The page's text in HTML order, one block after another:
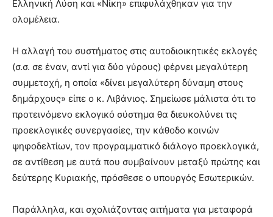
Ελληνική Λύση και «Νίκη» επιφυλάχθηκαν για την
ολομέλεια.
Η αλλαγή του συστήματος στις αυτοδιοικητικές εκλογές
(σ.σ. σε έναν, αντί για δύο γύρους) φέρνει μεγαλύτερη
συμμετοχή, η οποία «δίνει μεγαλύτερη δύναμη στους
δημάρχους» είπε ο κ. Λιβάνιος. Σημείωσε μάλιστα ότι το
προτεινόμενο εκλογικό σύστημα θα διευκολύνει τις
προεκλογικές συνεργασίες, την κάθοδο κοινών
ψηφοδελτίων, τον προγραμματικό διάλογο προεκλογικά,
σε αντίθεση με αυτά που συμβαίνουν μεταξύ πρώτης και
δεύτερης Κυριακής, πρόσθεσε ο υπουργός Εσωτερικών.
Παράλληλα, και σχολιάζοντας αιτήματα για μεταφορά